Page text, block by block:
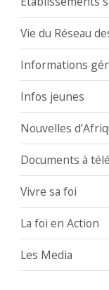
Vie du Réseau
Informations
Infos jeunes
Nouvelles
Documents à
Vivre sa foi
La foi en Action
Les Media